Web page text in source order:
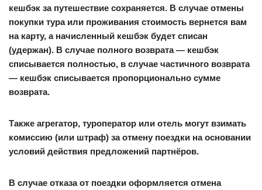
кешбэк за путешествие сохраняется. В случае отмены
покупки тура или проживания стоимость вернется вам
на карту, а начисленный кешбэк будет списан
(удержан). В случае полного возврата — кешбэк
списывается полностью, в случае частичного возврата
— кешбэк списывается пропорционально сумме
возврата.
Также агрегатор, туроператор или отель могут взимать
комиссию (или штраф) за отмену поездки на основании
условий действия предложений партнёров.
В случае отказа от поездки оформляется отмена